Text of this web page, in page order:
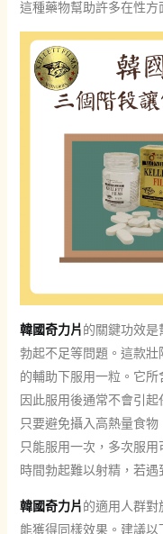
這種藥物幫助許多在性方
韓國奇力片的關鍵功效是
勃起不足等問題。這款
的輔助下服用一粒。它所
因此服用後通常不會引起
只要避免攝入高熱量食
只能服用一次，多次服
時間勃起難以射精，若遇
韓國奇力片的適用人群
能獲得同樣效果。建議